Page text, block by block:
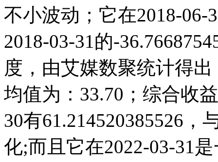
不小波动；它在2018-06-
2018-03-31的-
度，由艾媒数聚统计得
均值为：33.70；综合收
30有61.214520385526，
化;而且它在2022-03-31